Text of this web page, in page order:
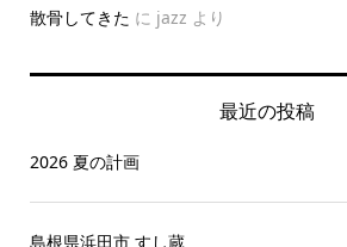
散骨してきた に jazz より
最近の投稿
2026 夏の計画
島根県浜田市 すし蔵